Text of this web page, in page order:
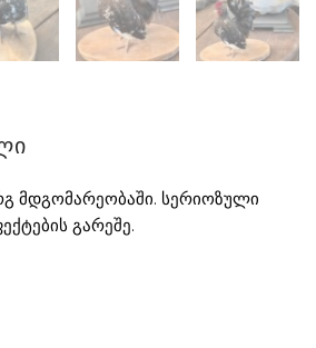
მდგომარეობაში. სერიოზული
გარეშე.